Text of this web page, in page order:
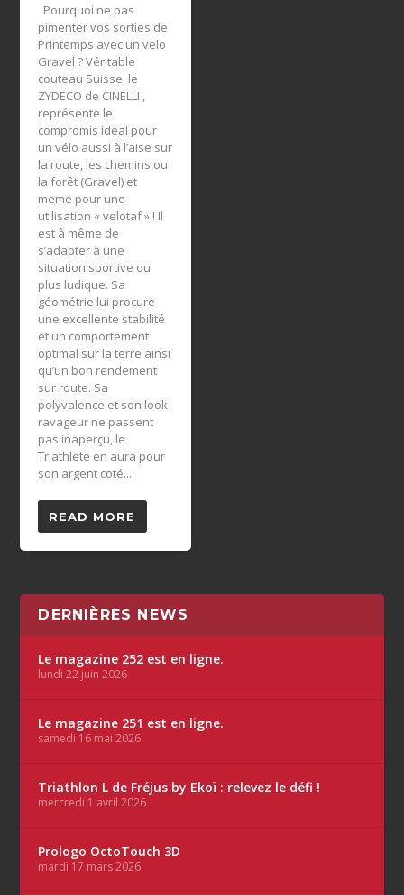
Pourquoi ne pas
pimenter vos sorties de
Printemps avec un velo
Gravel ? Véritable
couteau Suisse, le
ZYDECO de CINELLI ,
représente le
compromis idéal pour
un vélo aussi à l’aise sur
la route, les chemins ou
la forêt (Gravel) et
meme pour une
utilisation « velotaf » ! Il
est à même de
s’adapter à une
situation sportive ou
plus ludique. Sa
géométrie lui procure
une excellente stabilité
et un comportement
optimal sur la terre ainsi
qu’un bon rendement
sur route. Sa
polyvalence et son look
ravageur ne passent
pas inaperçu, le
Triathlete en aura pour
son argent coté...
READ MORE
DERNIÈRES NEWS
Le magazine 252 est en ligne.
lundi 22 juin 2026
Le magazine 251 est en ligne.
samedi 16 mai 2026
Triathlon L de Fréjus by Ekoï : relevez le défi !
mercredi 1 avril 2026
Prologo OctoTouch 3D
mardi 17 mars 2026